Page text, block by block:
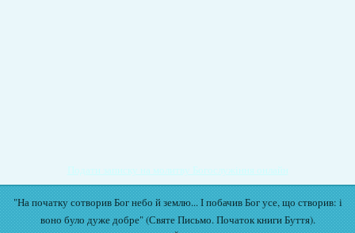
Подати записку на молитву Богослужіння онлайн
"На початку сотворив Бог небо й землю... І побачив Бог усе, що створив: і
воно було дуже добре" (Святе Письмо. Початок книги Буття).